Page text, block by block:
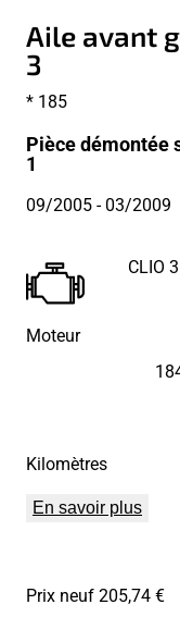
Aile avant
3
* 185
Pièce démontée
1
09/2005- 03/2009
Moteur
CLIO
Kilomètres
En savoir plus
Prix neuf 205,74 €